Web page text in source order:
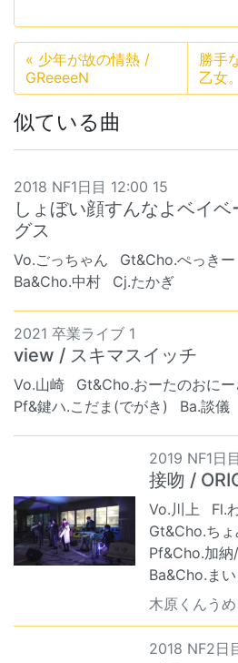
« 少年が故の情熱 /
GReeeeN
勝手
乙女。
似ている曲
2018 NF1日目 12:00 15
しょぼい顔すんなよベイ
グス
Vo.ごっちゃん Gt&Cho.ぺっきー
Ba&Cho.中村
Cj.たかぎ
2021 卒業ライブ 1
view / スキマスイッチ
Vo.山崎
Gt&Cho.おーたのおにー
Pf&鍵ハ.こだま(でがき)
Ba.談儀
2019 NF1日
接吻 /
Vo.川上 Fl.
Gt&Cho.ちょ
Pf&Cho.加納
Ba&Cho.ま
木原くんうめ
2018 NF2日